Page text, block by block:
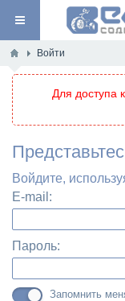
Войти
Для доступа
Войдите,
E-mail:
Пароль:
Запомнить